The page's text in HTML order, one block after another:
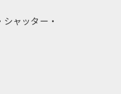
ャッター・